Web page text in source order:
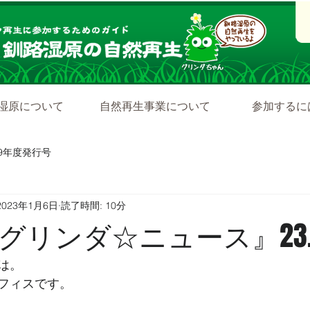
原について 自然再生事業について 参加する
年度発行号
リンダ☆ニュース』
年1月6日 読了時間: 10分
ィスです。